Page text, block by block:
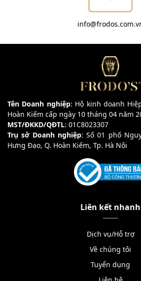
Tên Doanh nghiệp: Hộ kinh doanh
Hoàn Kiếm cấp ngày 10 tháng 04 năm
MST/ĐKKD/QĐTL: 01C8023307
Trụ sở Doanh nghiệp: Số 01 phố
Hưng Đạo, Q. Hoàn Kiếm, Tp. Hà Nội
Liên kết nhanh
Dịch vụ/Hỗ trợ
Về chúng tôi
Tuyển dụng